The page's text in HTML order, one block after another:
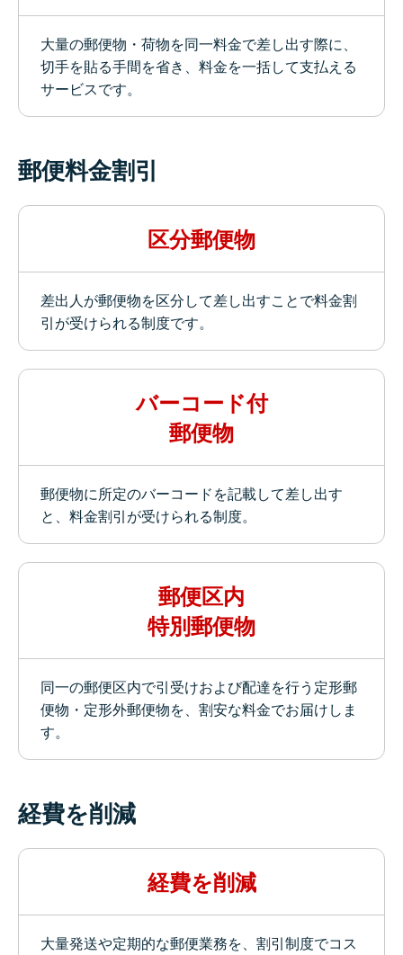
大量の郵便物・荷物を同一料金で差し出す際に、
切手を貼る手間を省き、料金を一括して支払える
サービスです。
郵便料金割引
区分郵便物
差出人が郵便物を区分して差し出すことで料金割
引が受けられる制度です。
バーコード付
郵便物
郵便物に所定のバーコードを記載して差し出す
と、料金割引が受けられる制度。
郵便区内
特別郵便物
同一の郵便区内で引受けおよび配達を行う定形郵
便物・定形外郵便物を、割安な料金でお届けしま
す。
経費を削減
経費を削減
大量発送や定期的な郵便業務を、割引制度でコス